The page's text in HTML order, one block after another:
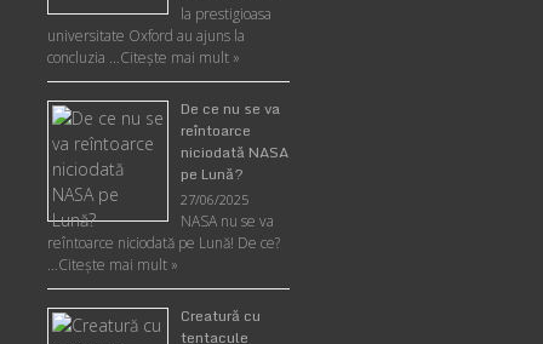
la prestigioasa
universitate Oxford au ajuns la
concluzia …Citește mai mult »
De ce nu se va
reîntoarce
niciodată NASA
pe Lună?
27/06/2025
NASA nu se va
reîntoarce niciodată pe Lună! De ce?
…Citește mai mult »
Creatură cu
tentacule